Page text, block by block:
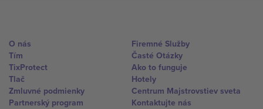
O nás
Tím
TixProtect
Tlač
Zmluvné podmienky
Partnerský program
Firemné Služby
Časté Otázky
Ako to funguje
Hotely
Centrum Majstrovstiev sveta
Kontaktujte nás